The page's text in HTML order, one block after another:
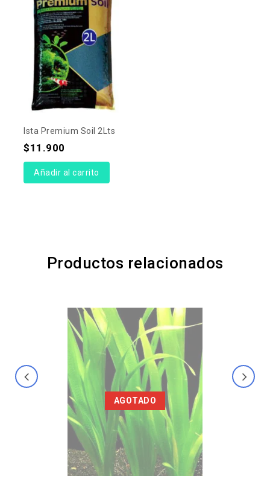
Ista Premium Soil 2Lts
$11.900
Añadir al carrito
Productos relacionados
AGOTADO